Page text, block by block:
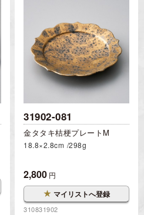
31902-081
金タタキ桔梗プレートM
18.8×2.8cm 298g
2,800 円
★ マイリストへ登録
310831902